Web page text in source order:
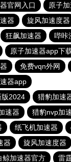
官网入口
原子
器 旋风加速度器
狂飙加速器 哔咔
原子加速器app下
免费vqn外网
器app
版2024
猎豹加速
速器 猎豹nvp加
纸飞机加速器
器 旋风加速度器
鲸加速器官方 雷